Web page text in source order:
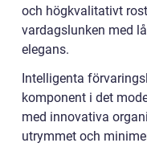
och högkvalitativt
vardagslunken med
elegans.
Intelligenta
komponent i det
med innovativa
utrymmet och